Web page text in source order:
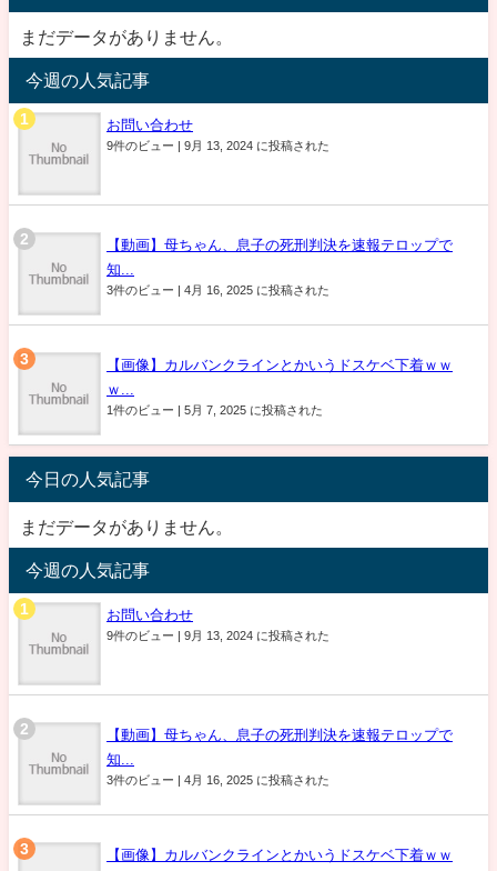
まだデータがありません。
今週の人気記事
お問い合わせ
9件のビュー | 9月 13, 2024 に投稿された
【動画】母ちゃん、息子の死刑判決を速報テロップで
知...
3件のビュー | 4月 16, 2025 に投稿された
【画像】カルバンクラインとかいうドスケベ下着ｗｗ
ｗ...
1件のビュー | 5月 7, 2025 に投稿された
今日の人気記事
まだデータがありません。
今週の人気記事
お問い合わせ
9件のビュー | 9月 13, 2024 に投稿された
【動画】母ちゃん、息子の死刑判決を速報テロップで
知...
3件のビュー | 4月 16, 2025 に投稿された
【画像】カルバンクラインとかいうドスケベ下着ｗｗ